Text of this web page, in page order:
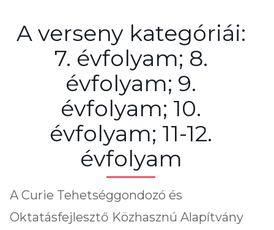
A verseny kategóriái:
7. évfolyam; 8.
évfolyam; 9.
évfolyam; 10.
évfolyam; 11-12.
évfolyam
A Curie Tehetséggondozó és
Oktatásfejlesztő Közhasznú Alapítvány